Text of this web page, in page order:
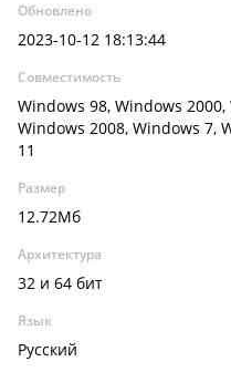
Обновлено
2023-10-12 18:13:44
Совместимость
Windows 98, Windows
Windows 2008, Windows 7,
11
Размер
12.72Мб
Архитектура
32 и 64 бит
Язык
Русский